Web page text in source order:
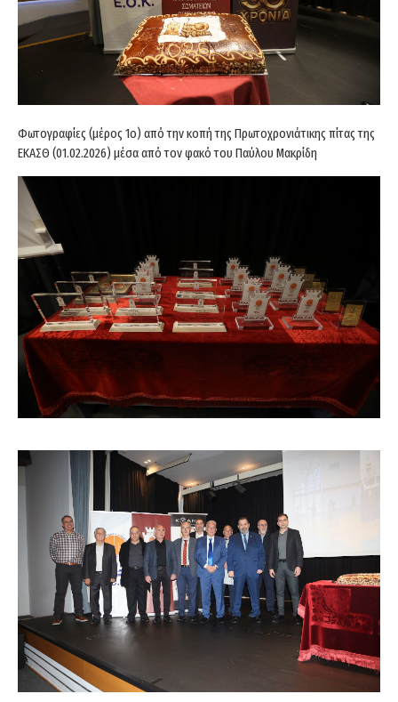
Φωτογραφίες (μέρος 1ο) από την κοπή της Πρωτοχρονιάτικης πίτας της
ΕΚΑΣΘ (01.02.2026) μέσα από τον φακό του Παύλου Μακρίδη